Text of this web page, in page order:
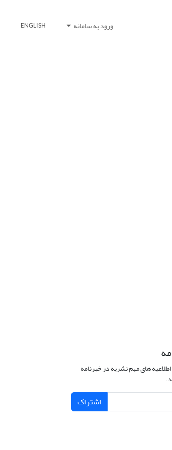
ورود به سامانه ENGLISH
های مهم نشریه در خبرنامه
اشتراک